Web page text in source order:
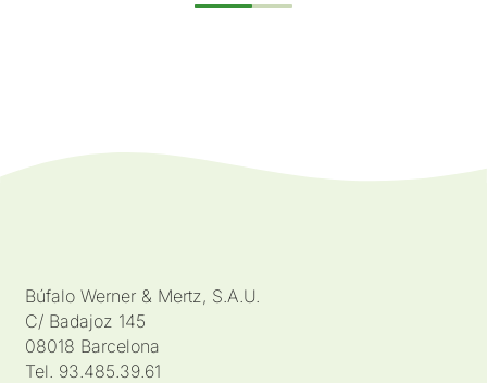
Búfalo Werner & Mertz, S.A.U.
C/ Badajoz 145
08018 Barcelona
Tel. 93.485.39.61